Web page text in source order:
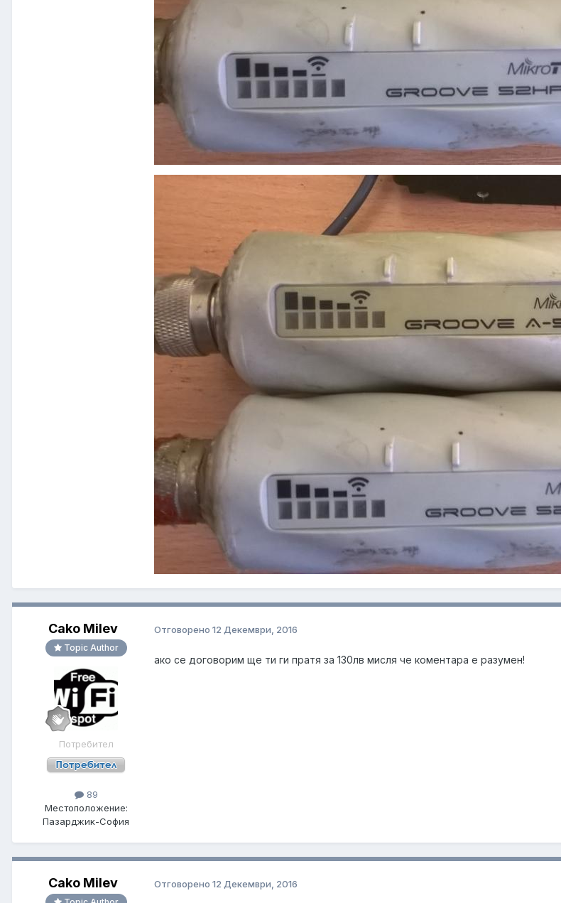
Cako Milev
Topic Author
Потребител
89
Местоположение:
Пазарджик-София
Отговорено 12 Декември, 2016
ако се договорим ще ти ги пратя за 130лв мисля че коментара е разумен!
Cako Milev Отговорено 12 Декември, 2016